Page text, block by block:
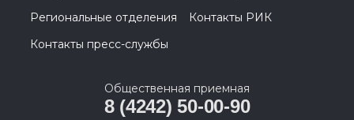
Региональные отделения
Контакты РИК
Контакты пресс-службы
Общественная приемная
8 (4242) 50-00-90